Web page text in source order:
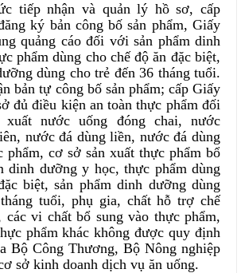
tiếp nhận và quản lý hồ sơ, cấp
ký bản công bố sản phẩm, Giấy
quảng cáo đối với sản phẩm dinh
phẩm dùng cho chế độ ăn đặc biệt,
dùng cho trẻ đến 36 tháng tuổi.
bản tự công bố sản phẩm; cấp Giấy
đủ điều kiện an toàn thực phẩm đối
nước uống đóng chai, nước
nước đá dùng liền, nước đá dùng
phẩm, cơ sở sản xuất thực phẩm bổ
dinh dưỡng y học, thực phẩm dùng
biệt, sản phẩm dinh dưỡng dùng
tuổi, phụ gia, chất hỗ trợ chế
các vi chất bổ sung vào thực phẩm,
phẩm khác không được quy định
Bộ Công Thương, Bộ Nông nghiệp
sở kinh doanh dịch vụ ăn uống.